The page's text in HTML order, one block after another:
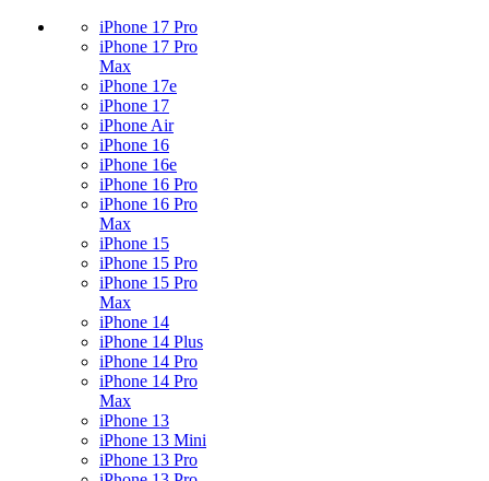
iPhone 17 Pro
iPhone 17 Pro
Max
iPhone 17e
iPhone 17
iPhone Air
iPhone 16
iPhone 16e
iPhone 16 Pro
iPhone 16 Pro
Max
iPhone 15
iPhone 15 Pro
iPhone 15 Pro
Max
iPhone 14
iPhone 14 Plus
iPhone 14 Pro
iPhone 14 Pro
Max
iPhone 13
iPhone 13 Mini
iPhone 13 Pro